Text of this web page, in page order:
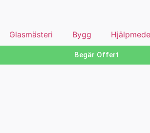
Glasmästeri Bygg
Begär Offert